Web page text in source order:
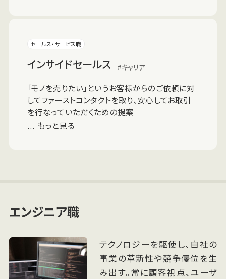
セールス・サービス職
インサイドセールス キャリア
「モノを売りたい」というお客様からのご依頼に対
してファーストコンタクトを取り、安心してお取引
を行なっていただくための提案
… もっと見る
エンジニア職
テクノロジーを駆使し、自社の
事業の革新性や競争優位を生
み出す。常に顧客視点、ユーザ